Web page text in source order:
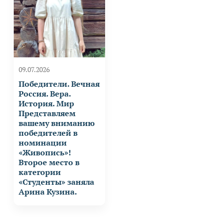
09.07.2026
Победители. Вечная
Россия. Вера.
История. Мир
Представляем
вашему вниманию
победителей в
номинации
«Живопись»!
Второе место в
категории
«Студенты» заняла
Арина Кузина.